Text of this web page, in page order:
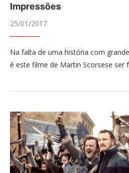
Impressões
25/01/2017
Na falta de uma história com
é este filme de Martin Scorsese ser